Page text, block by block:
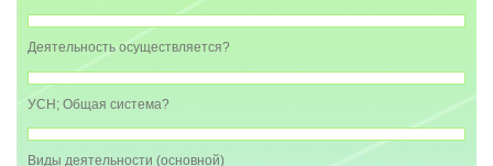
Деятельность осуществляется?
УСН; Общая система?
Виды деятельности (основной)